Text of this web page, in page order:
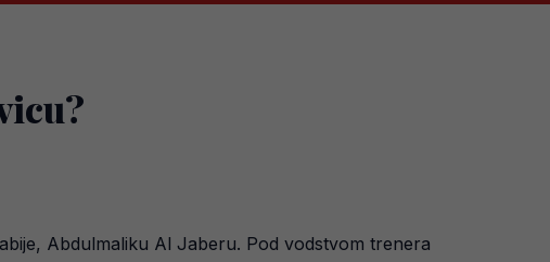
Abdulmaliku Al Jaberu. Pod vodstvom trenera